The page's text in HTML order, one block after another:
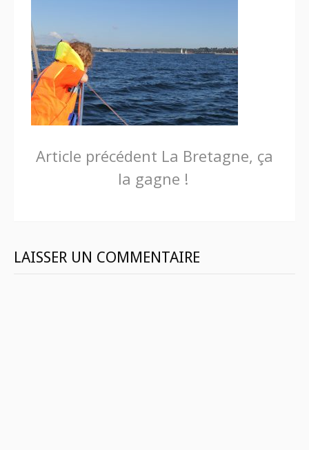
Lire
Article précédent La Bretagne, ça
la gagne !
LAISSER UN COMMENTAIRE